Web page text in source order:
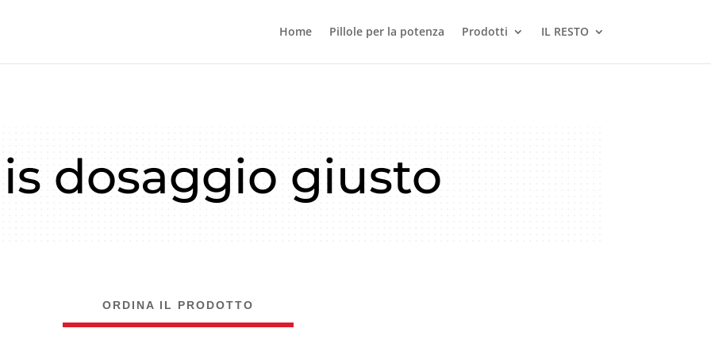
Home Pillole per la potenza Prodotti IL RESTO
dosaggio giusto
ORDINA IL PRODOTTO